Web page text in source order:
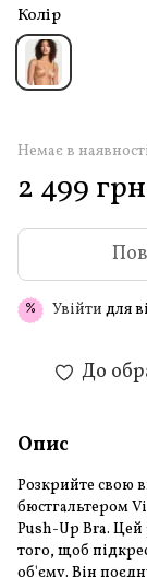
Колір
Немає в
2 499 грн
% Увійти для
До
Опис
Розкрийте свою
бюстгальтером
Push-Up Bra. Цей
того, щоб
об'єму. Він